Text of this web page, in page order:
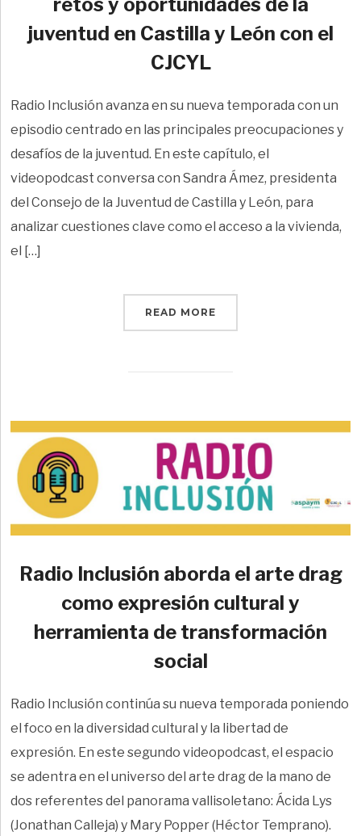
juventud en Castilla y León con el
CJCYL
Radio Inclusión avanza en su nueva temporada con un
episodio centrado en las principales preocupaciones y
desafíos de la juventud. En este capítulo, el
videopodcast conversa con Sandra Ámez, presidenta
del Consejo de la Juventud de Castilla y León, para
analizar cuestiones clave como el acceso a la vivienda,
el […]
READ MORE
Radio Inclusión aborda el arte drag
como expresión cultural y
herramienta de transformación
social
Radio Inclusión continúa su nueva temporada poniendo
el foco en la diversidad cultural y la libertad de
expresión. En este segundo videopodcast, el espacio
se adentra en el universo del arte drag de la mano de
dos referentes del panorama vallisoletano: Ácida Lys
(Jonathan Calleja) y Mary Popper (Héctor Temprano).